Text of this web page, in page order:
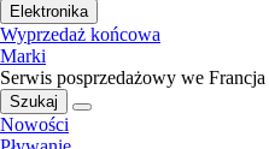
Elektronika
Wyprzedaż końcowa
Marki
Serwis posprzedażowy we Francja
Szukaj
Nowości